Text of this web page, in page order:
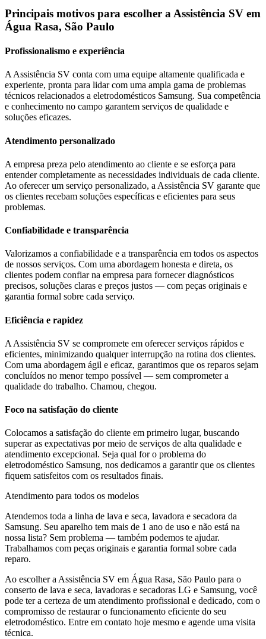
Principais motivos para escolher a Assistência SV em
Água Rasa, São Paulo
Profissionalismo e experiência
A Assistência SV conta com uma equipe altamente qualificada e
experiente, pronta para lidar com uma ampla gama de problemas
técnicos relacionados a eletrodomésticos Samsung. Sua competência
e conhecimento no campo garantem serviços de qualidade e
soluções eficazes.
Atendimento personalizado
A empresa preza pelo atendimento ao cliente e se esforça para
entender completamente as necessidades individuais de cada cliente.
Ao oferecer um serviço personalizado, a Assistência SV garante que
os clientes recebam soluções específicas e eficientes para seus
problemas.
Confiabilidade e transparência
Valorizamos a confiabilidade e a transparência em todos os aspectos
de nossos serviços. Com uma abordagem honesta e direta, os
clientes podem confiar na empresa para fornecer diagnósticos
precisos, soluções claras e preços justos — com peças originais e
garantia formal sobre cada serviço.
Eficiência e rapidez
A Assistência SV se compromete em oferecer serviços rápidos e
eficientes, minimizando qualquer interrupção na rotina dos clientes.
Com uma abordagem ágil e eficaz, garantimos que os reparos sejam
concluídos no menor tempo possível — sem comprometer a
qualidade do trabalho. Chamou, chegou.
Foco na satisfação do cliente
Colocamos a satisfação do cliente em primeiro lugar, buscando
superar as expectativas por meio de serviços de alta qualidade e
atendimento excepcional. Seja qual for o problema do
eletrodoméstico Samsung, nos dedicamos a garantir que os clientes
fiquem satisfeitos com os resultados finais.
Atendimento para todos os modelos
Atendemos toda a linha de lava e seca, lavadora e secadora da
Samsung. Seu aparelho tem mais de 1 ano de uso e não está na
nossa lista? Sem problema — também podemos te ajudar.
Trabalhamos com peças originais e garantia formal sobre cada
reparo.
Ao escolher a Assistência SV em Água Rasa, São Paulo para o
conserto de lava e seca, lavadoras e secadoras LG e Samsung, você
pode ter a certeza de um atendimento profissional e dedicado, com o
compromisso de restaurar o funcionamento eficiente do seu
eletrodoméstico. Entre em contato hoje mesmo e agende uma visita
técnica.